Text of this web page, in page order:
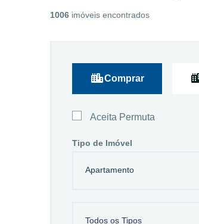
1006 imóveis encontrados
Comprar
Aceita Permuta
Tipo de Imóvel
Apartamento
Todos os Tipos